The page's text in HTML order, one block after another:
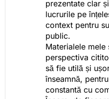
prezentate clar
lucrurile pe
context pentru
public.
Materialele
perspectiva
să fie utilă și
înseamnă,
constantă cu